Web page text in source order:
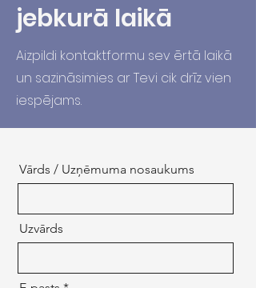
jebkurā laikā
Aizpildi kontaktformu sev ērtā laikā
un sazināsimies ar Tevi cik drīz vien
iespējams.
Vārds / Uzņēmuma nosaukums
Uzvārds